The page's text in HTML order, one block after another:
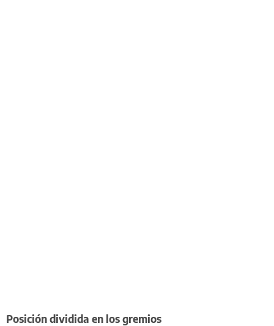
Posición dividida en los gremios